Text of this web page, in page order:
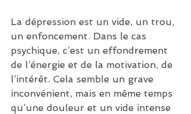
La dépression est un vide, un trou,
un enfoncement. Dans le cas
psychique, c’est un effondrement
de l’énergie et de la motivation, de
l’intérêt. Cela semble un grave
inconvénient, mais en même temps
qu’une douleur et un vide intense